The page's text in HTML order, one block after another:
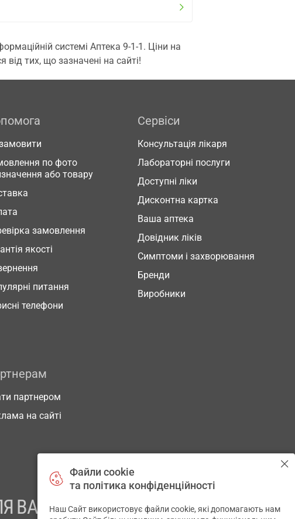
системі Аптека 9-1-1. Ціни на
від тих, що зазначені на сайті!
по фото
або товару
замовлення
якості
питання
телефони
Сервіси
Консультація лікаря
Лабораторні послуги
Доступні ліки
Дисконтна картка
Ваша аптека
Довідник ліків
Симптоми і захворювання
Бренди
Виробники
партнером
на сайті
ВАШОГО ЗДОРОВ’Я
Файли cookie
та політика конфіденційності
Наш Сайт використовує файли cookie, які допомагають нам